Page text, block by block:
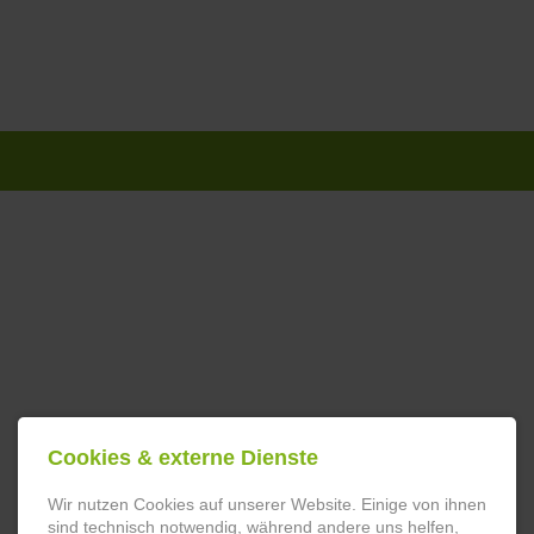
Cookies & externe Dienste
Wir nutzen Cookies auf unserer Website. Einige von ihnen
sind technisch notwendig, während andere uns helfen,